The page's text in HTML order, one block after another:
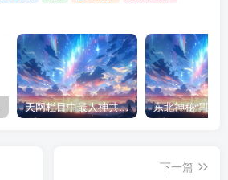
天网栏目中最人神共愤的一期《消失的夫妻》
下一篇